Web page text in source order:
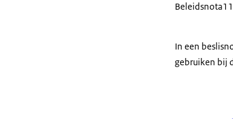
Beleidsnota
In een
gebruiken bij